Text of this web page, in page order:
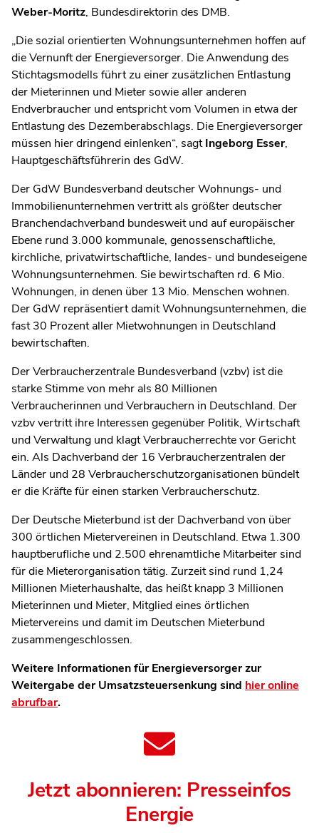
Weber-Moritz, Bundesdirektorin des DMB.
„Die sozial orientierten Wohnungsunternehmen hoffen auf
die Vernunft der Energieversorger. Die Anwendung des
Stichtagsmodells führt zu einer zusätzlichen Entlastung
der Mieterinnen und Mieter sowie aller anderen
Endverbraucher und entspricht vom Volumen in etwa der
Entlastung des Dezemberabschlags. Die Energieversorger
müssen hier dringend einlenken“, sagtIngeborg Esser,
Hauptgeschäftsführerin des GdW.
Der GdW Bundesverband deutscher Wohnungs- und
Immobilienunternehmen vertritt als größter deutscher
Branchendachverband bundesweit und auf europäischer
Ebene rund 3.000 kommunale, genossenschaftliche,
kirchliche, privatwirtschaftliche, landes- und bundeseigene
Wohnungsunternehmen. Sie bewirtschaften rd. 6 Mio.
Wohnungen, in denen über 13 Mio. Menschen wohnen.
Der GdW repräsentiert damit Wohnungsunternehmen, die
fast 30 Prozent aller Mietwohnungen in Deutschland
bewirtschaften.
Der Verbraucherzentrale Bundesverband (vzbv) ist die
starke Stimme von mehr als 80 Millionen
Verbraucherinnen und Verbrauchern in Deutschland. Der
vzbv vertritt ihre Interessen gegenüber Politik, Wirtschaft
und Verwaltung und klagt Verbraucherrechte vor Gericht
ein. Als Dachverband der 16 Verbraucherzentralen der
Länder und 28 Verbraucherschutzorganisationen bündelt
er die Kräfte für einen starken Verbraucherschutz.
Der Deutsche Mieterbund ist der Dachverband von über
300 örtlichen Mietervereinen in Deutschland. Etwa 1.300
hauptberufliche und 2.500 ehrenamtliche Mitarbeiter sind
für die Mieterorganisation tätig. Zurzeit sind rund 1,24
Millionen Mieterhaushalte, das heißt knapp 3 Millionen
Mieterinnen und Mieter, Mitglied eines örtlichen
Mietervereins und damit im Deutschen Mieterbund
zusammengeschlossen.
Weitere Informationen für Energieversorger zur
Weitergabe der Umsatzsteuersenkung sind hier online
abrufbar.
Jetzt abonnieren: Presseinfos
Energie